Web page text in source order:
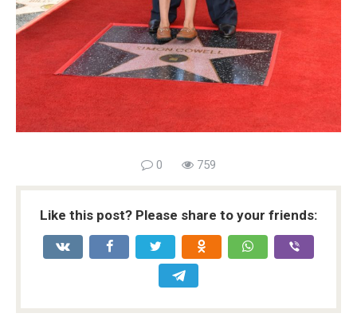
0 759
Like this post? Please share to your friends: